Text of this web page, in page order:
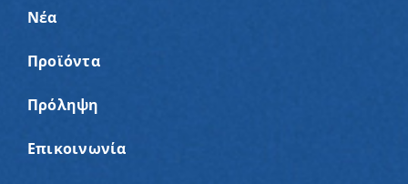
Νέα
Προϊόντα
Πρόληψη
Επικοινωνία